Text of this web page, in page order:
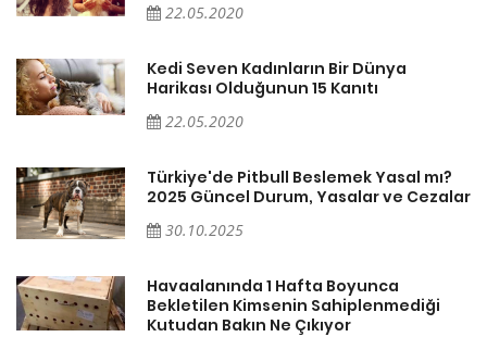
22.05.2020
Kedi Seven Kadınların Bir Dünya
Harikası Olduğunun 15 Kanıtı
22.05.2020
Türkiye'de Pitbull Beslemek Yasal mı?
2025 Güncel Durum, Yasalar ve Cezalar
30.10.2025
Havaalanında 1 Hafta Boyunca
Bekletilen Kimsenin Sahiplenmediği
Kutudan Bakın Ne Çıkıyor